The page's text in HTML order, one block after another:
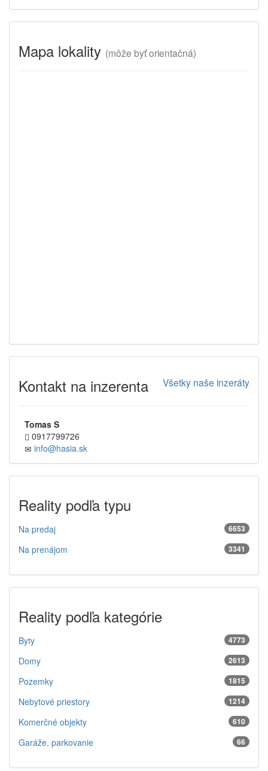
Mapa lokality (môže byť orientačná)
Kontakt na inzerenta Všetky naše inzeráty
Tomas S
0917799726
info@hasia.sk
Reality podľa typu
6653
Na predaj
3341
Na prenájom
Reality podľa kategórie
4773
Byty
2613
Domy
1815
Pozemky
1214
Nebytové priestory
610
Komerčné objekty
66
Garáže, parkovanie